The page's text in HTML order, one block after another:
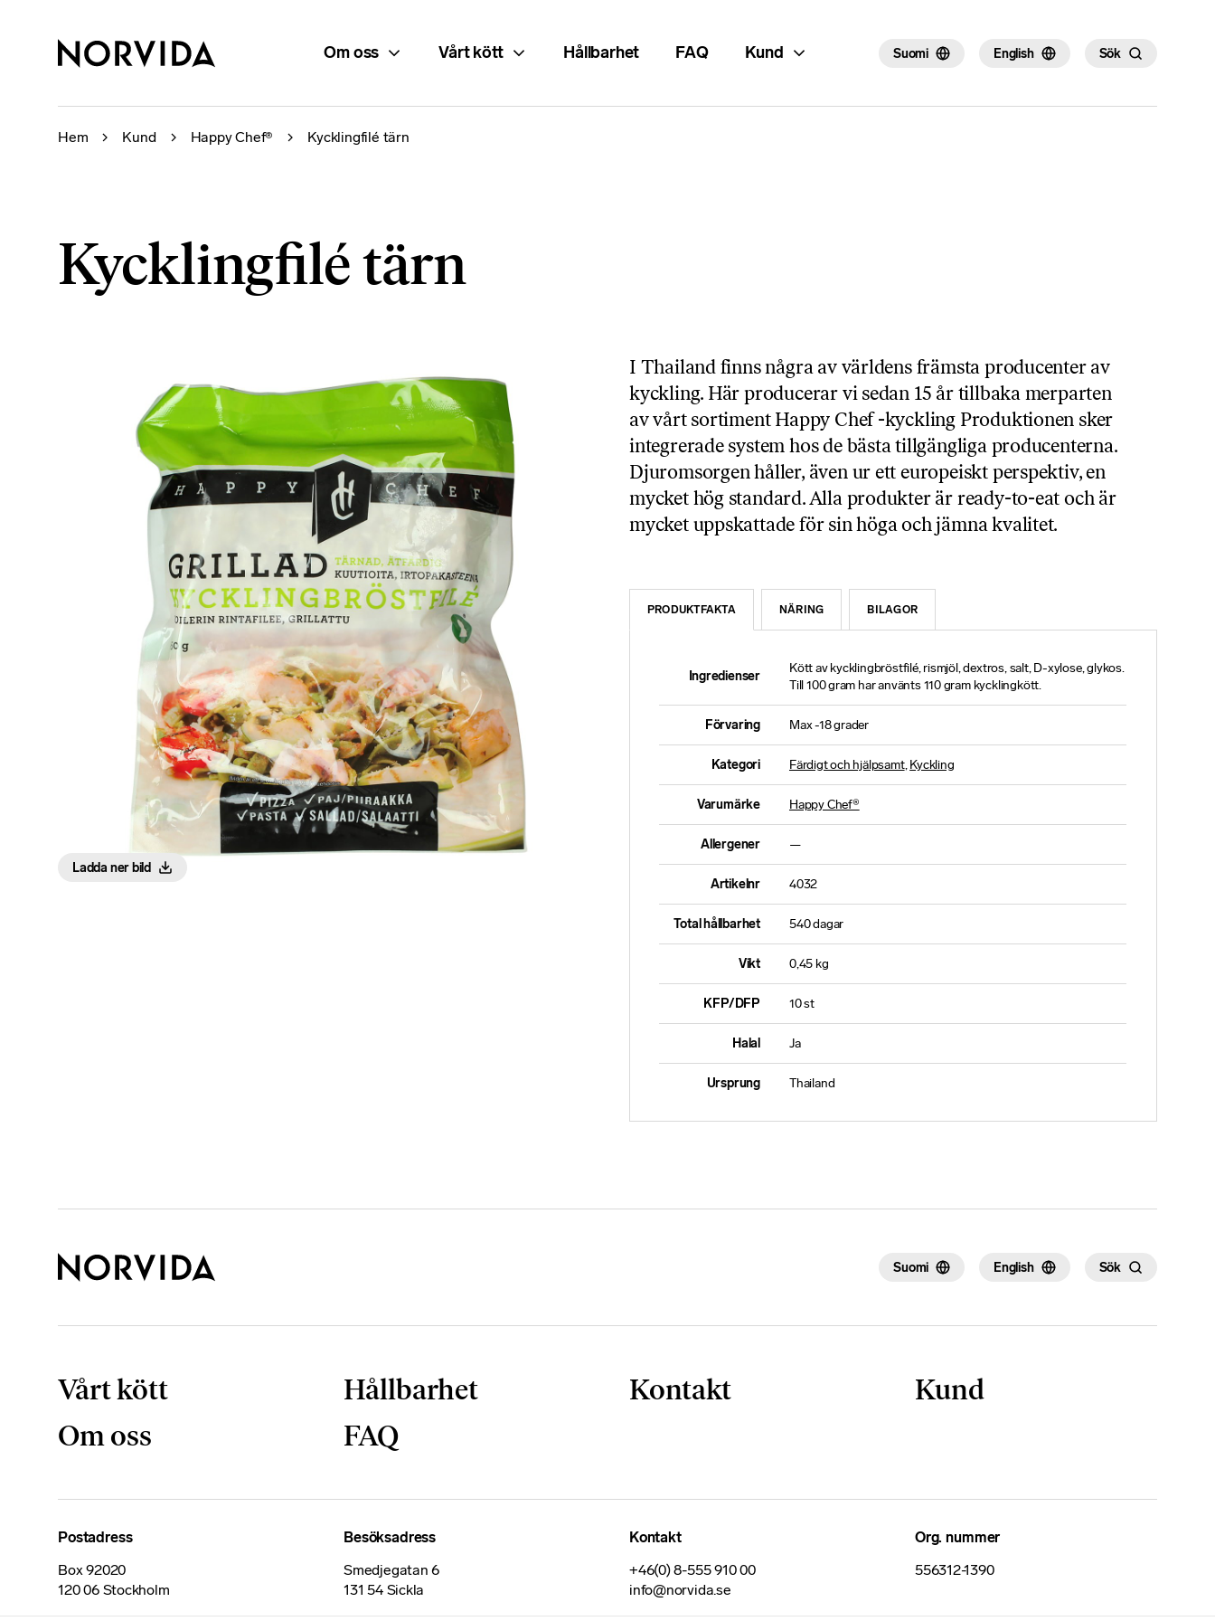
Om oss Vårt kött Hållbarhet FAQ Kund Suomi English Sök
Hem Kund Happy Chef® Kycklingfilé tärn
Kycklingfilé tärn
Ladda ner bild
I Thailand finns några av världens främsta producenter av
kyckling. Här producerar vi sedan 15 år tillbaka merparten
av vårt sortiment Happy Chef -kyckling Produktionen sker
integrerade system hos de bästa tillgängliga producenterna.
Djuromsorgen håller, även ur ett europeiskt perspektiv, en
mycket hög standard. Alla produkter är ready-to-eat och är
mycket uppskattade för sin höga och jämna kvalitet.
PRODUKTFAKTA NÄRING BILAGOR
Ingredienser
Kött av kycklingbröstfilé, rismjöl, dextros, salt, D-xylose, glykos.
Till 100 gram har använts 110 gram kycklingkött.
Förvaring Max -18 grader
Kategori Färdigt och hjälpsamt,Kyckling
Varumärke Happy Chef®
Allergener —
Artikelnr 4032
Total hållbarhet 540 dagar
Vikt 0,45 kg
KFP/DFP 10 st
Halal Ja
Ursprung Thailand
Suomi English Sök
Vårt kött Hållbarhet Kontakt
Kund
Om oss
FAQ
Postadress
Box 92020
120 06 Stockholm
Besöksadress
Smedjegatan 6
131 54 Sickla
Kontakt
+46(0) 8-555 910 00
info@norvida.se
Org. nummer
556312-1390